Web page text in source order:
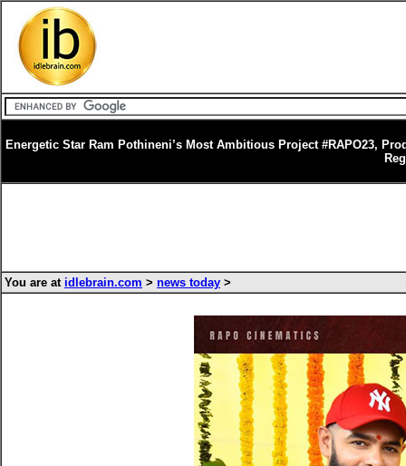
Energetic Star Ram Pothineni’s Most Ambitious Project #RAPO23,
You are at idlebrain.com > news today >